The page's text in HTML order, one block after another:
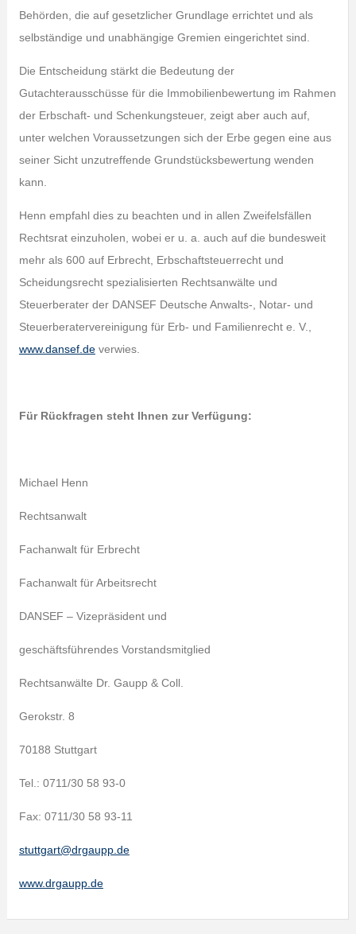
Behörden, die auf gesetzlicher Grundlage errichtet und als
selbständige und unabhängige Gremien eingerichtet sind.
Die Entscheidung stärkt die Bedeutung der
Gutachterausschüsse für die Immobilienbewertung im Rahmen
der Erbschaft- und Schenkungsteuer, zeigt aber auch auf,
unter welchen Voraussetzungen sich der Erbe gegen eine aus
seiner Sicht unzutreffende Grundstücksbewertung wenden
kann.
Henn empfahl dies zu beachten und in allen Zweifelsfällen
Rechtsrat einzuholen, wobei er u. a. auch auf die bundesweit
mehr als 600 auf Erbrecht, Erbschaftsteuerrecht und
Scheidungsrecht spezialisierten Rechtsanwälte und
Steuerberater der DANSEF Deutsche Anwalts‑, Notar- und
Steuerberatervereinigung für Erb- und Familienrecht e. V.,
www.dansef.deverwies.
Für Rückfragen steht Ihnen zur Verfügung:
Michael Henn
Rechtsanwalt
Fachanwalt für Erbrecht
Fachanwalt für Arbeitsrecht
DANSEF – Vizepräsident und
geschäftsführendes Vorstandsmitglied
Rechtsanwälte Dr. Gaupp & Coll.
Gerokstr. 8
70188 Stuttgart
Tel.: 0711/30 58 93-0
Fax: 0711/30 58 93-11
stuttgart@drgaupp.de
www.drgaupp.de